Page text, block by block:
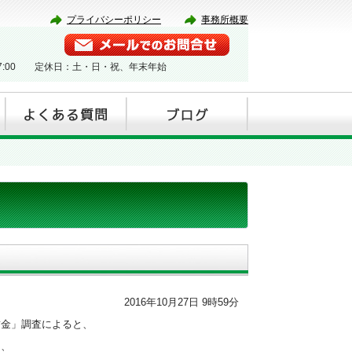
事務所概要
プライバシーポリシー
定休日：土・日・祝、年末年始
2016年10月27日 9時59分
」調査によると、